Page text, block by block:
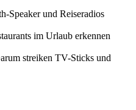
Speaker und Reiseradios
im Urlaub erkennen
streiken TV-Sticks und